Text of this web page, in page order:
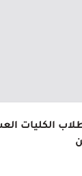
طلاب الكليات